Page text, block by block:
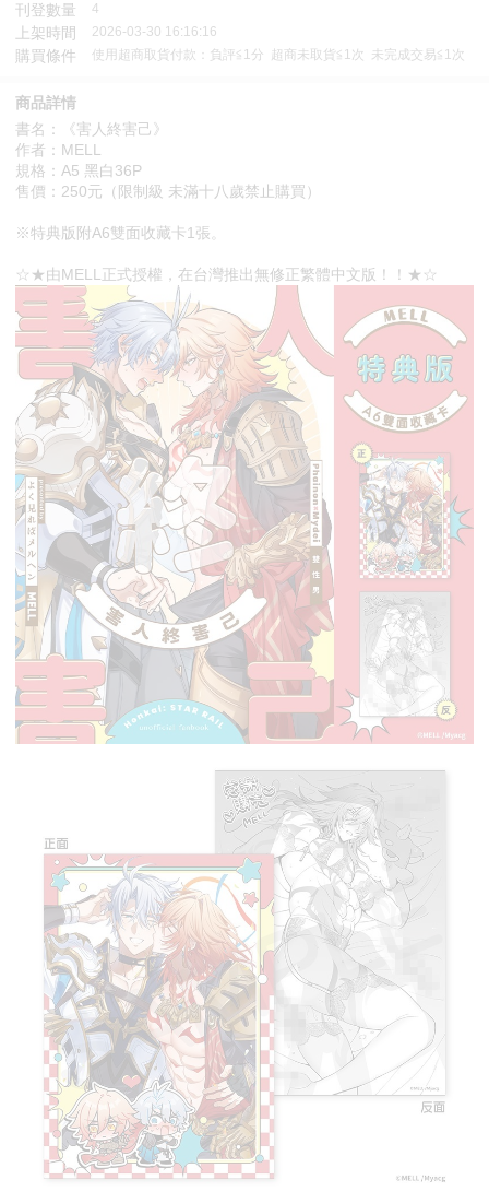
刊登數量 4
上架時間 2026-03-30 16:16:16
購買條件 使用超商取貨付款：負評≦1分 超商未取貨≦1次 未完成交易≦1次
商品詳情
書名：《害人終害己》
作者：MELL
規格：A5 黑白36P
售價：250元（限制級 未滿十八歲禁止購買）
※特典版附A6雙面收藏卡1張。
☆★由MELL正式授權，在台灣推出無修正繁體中文版！！★☆